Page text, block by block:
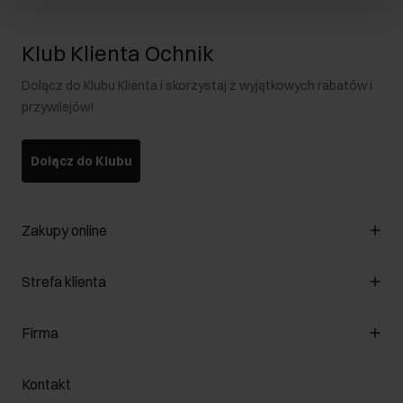
Klub Klienta Ochnik
Dołącz do Klubu Klienta i skorzystaj z wyjątkowych rabatów i
przywilejów!
Dołącz do Klubu
Zakupy online
Zarządzaj cookies
Formy płatności
Jak dokonać zwrotu?
Strefa klienta
Klub Klienta
Zwróć produkty
Firma
O nas
Kontakt